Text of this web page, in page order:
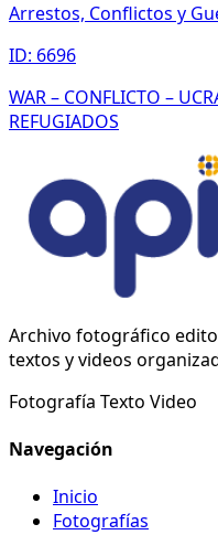
Arrestos, Conflictos y
ID: 6696
WAR – CONFLICTO –
REFUGIADOS
Archivo fotográfico
textos y videos
Fotografía Texto Video
Navegación
Inicio
Fotografías